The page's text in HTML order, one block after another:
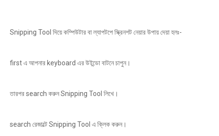
Snipping Tool দিয়ে কম্পিউটার বা ল্যাপটপে স্ক্রিনশট নেয়ার উপায় দেয়া হলঃ-
first এ আপনার keyboard এর উইন্ডো বাটনে চাপুন।
তারপর search করুন Snipping Tool লিখে।
search রেজাল্টে Snipping Tool এ ক্লিক করুন।